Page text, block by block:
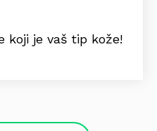
koji je vaš tip kože!